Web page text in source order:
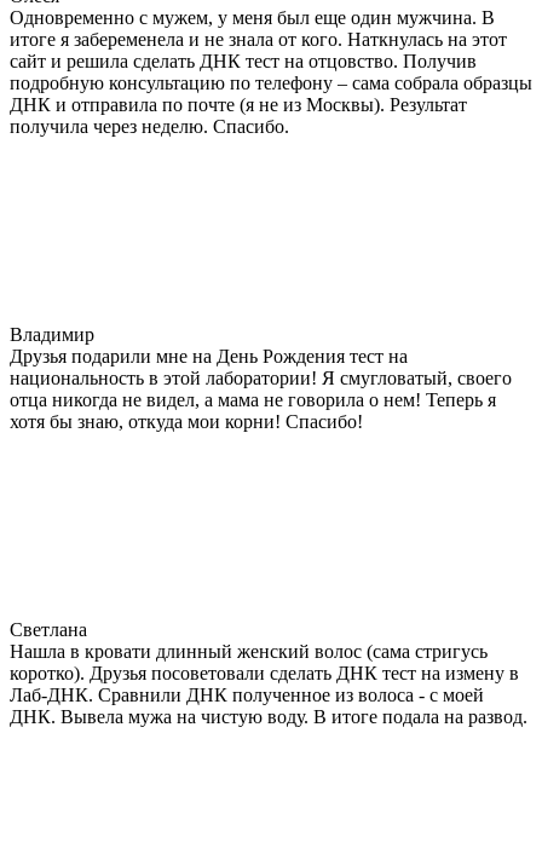
Одновременно с мужем, у меня был еще один мужчина. В
итоге я забеременела и не знала от кого. Наткнулась на этот
сайт и решила сделать ДНК тест на отцовство. Получив
подробную консультацию по телефону – сама собрала образцы
ДНК и отправила по почте (я не из Москвы). Результат
получила через неделю. Спасибо.
Владимир
Друзья подарили мне на День Рождения тест на
национальность в этой лаборатории! Я смугловатый, своего
отца никогда не видел, а мама не говорила о нем! Теперь я
хотя бы знаю, откуда мои корни! Спасибо!
Светлана
Нашла в кровати длинный женский волос (сама стригусь
коротко). Друзья посоветовали сделать ДНК тест на измену в
Лаб-ДНК. Сравнили ДНК полученное из волоса - с моей
ДНК. Вывела мужа на чистую воду. В итоге подала на развод.